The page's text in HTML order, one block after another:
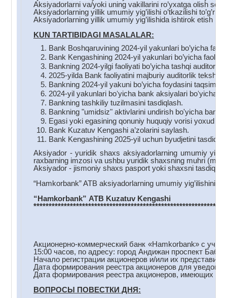
Aksiyadorlarni va/yoki uning vakillarini ro’yxatga olish
Aksiyadorlarning yillik umumiy yig’ilishi o’tkazilishi
Aksiyadorlarning yillik umumiy yig’ilishida ishtirok etish
KUN TARTIBIDAGI MASALALAR:
Bank Boshqaruvining 2024-yil yakunlari bo’yicha
Bank Kengashining 2024-yil yakunlari bo’yicha
Bankning 2024-yilgi faoliyati bo’yicha tashqi
2025-yilda Bank faoliyatini majburiy auditorlik
Bankning 2024-yil yakuni bo’yicha foydasini
2024-yil yakunlari boʻyicha bank aksiyalari boʻyicha
Bankning tashkiliy tuzilmasini tasdiqlash.
Bankning "umidsiz" aktivlarini undirish bo'yicha bank
Egasi yoki egasining qonuniy huquqiy vorisi yoxud
Bank Kuzatuv Kengashi a’zolarini saylash.
Bank Kengashining 2025-yil uchun byudjetini
Aksiyador - yuridik shaxs aksiyadorlarning umumiy
raxbarning imzosi va ushbu yuridik shaxsning muhri
Aksiyador - jismoniy shaxs pasport yoki shaxsni
“Hamkorbank” ATB aksiyadorlarning umumiy yig’ilishini
“Hamkorbank” ATB Kuzatuv Kengashi
Акционерно-коммерческий банк «Hamkorbank» с
15:00 часов, по адресу: город Андижан проспект
Начало регистрации акционеров и/или их
Дата формирования реестра акционеров для
Дата формирования реестра акционеров, имеющих
ВОПРОСЫ ПОВЕСТКИ ДНЯ: